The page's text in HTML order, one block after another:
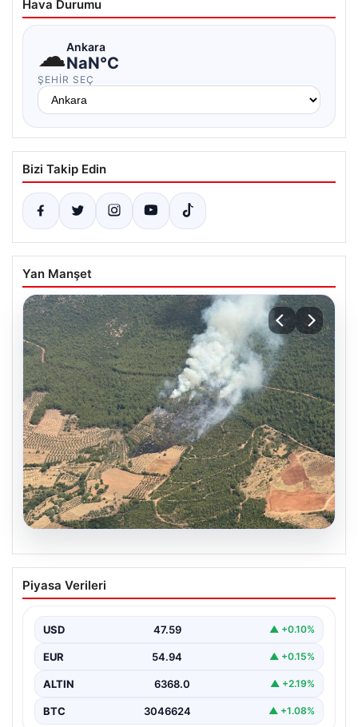
Hava Durumu
☁Ankara
NaN°C
ŞEHIR SEÇ
Bizi Takip Edin
Yan Manşet
Muğla Yatağan’da orman yangını
Piyasa Verileri
USD 47.59 ▲ +0.10%
EUR 54.94 ▲ +0.15%
ALTIN 6368.0 ▲ +2.19%
BTC 3046624 ▲ +1.08%